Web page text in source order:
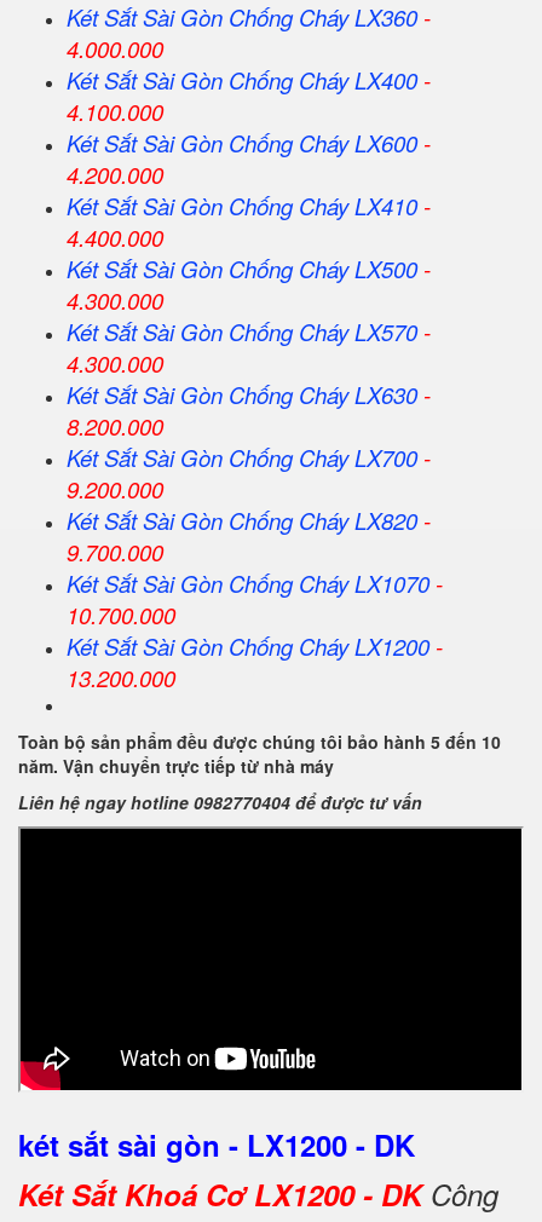
Két Sắt Sài Gòn Chống Cháy LX360-
4.000.000
Két SắtSài Gòn Chống Cháy LX400-
4.100.000
Két SắtSài Gòn Chống Cháy LX600-
4.200.000
Két SắtSài Gòn Chống Cháy LX410-
4.400.000
Két SắtSài Gòn Chống Cháy LX500-
4.300.000
Két SắtSài Gòn Chống Cháy LX570-
4.300.000
Két SắtSài Gòn Chống Cháy LX630-
8.200.000
Két SắtSài Gòn Chống Cháy LX700-
9.200.000
Két SắtSài Gòn Chống Cháy LX820-
9.700.000
Két SắtSài Gòn Chống Cháy LX1070-
10.700.000
Két SắtSài Gòn Chống Cháy LX1200-
13.200.000
Toàn bộ sản phẩm đều được chúng tôi bảo hành 5 đến 10
năm. Vận chuyển trực tiếp từ nhà máy
Liên hệ ngay hotline 0982770404 để được tư vấn
két sắt sài gòn - LX1200 - DK
Két Sắt Khoá Cơ LX1200 - DKCông